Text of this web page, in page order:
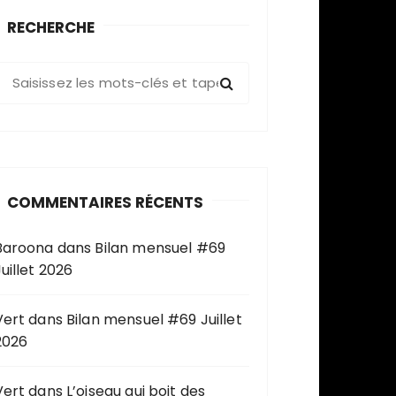
RECHERCHE
COMMENTAIRES RÉCENTS
dans Bilan mensuel #69
2026
dans Bilan mensuel #69 Juillet
dans L’oiseau qui boit des